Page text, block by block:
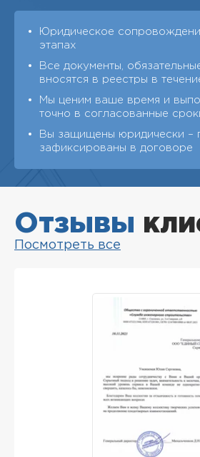
Юридическое
этапах
Все документы,
вносятся в реестры в
Мы ценим ваше время и
точно в согласованные
Вы защищены юридически –
зафиксированы в договоре
Отзывы
Посмотреть все